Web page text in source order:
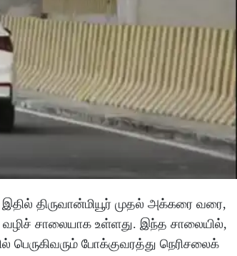
திருவான்மியூர் முதல் அக்கரை வரை,
வழிச் சாலையாக உள்ளது. இந்த சாலையில்,
பெருகிவரும் போக்குவரத்து நெரிசலைக்